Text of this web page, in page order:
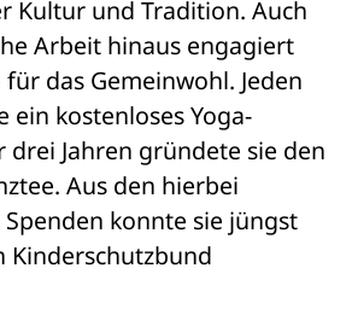
Kultur und Tradition. Auch
Arbeit hinaus engagiert
für das Gemeinwohl. Jeden
ein kostenloses Yoga-
drei Jahren gründete sie den
Aus den hierbei
konnte sie jüngst
Kinderschutzbund